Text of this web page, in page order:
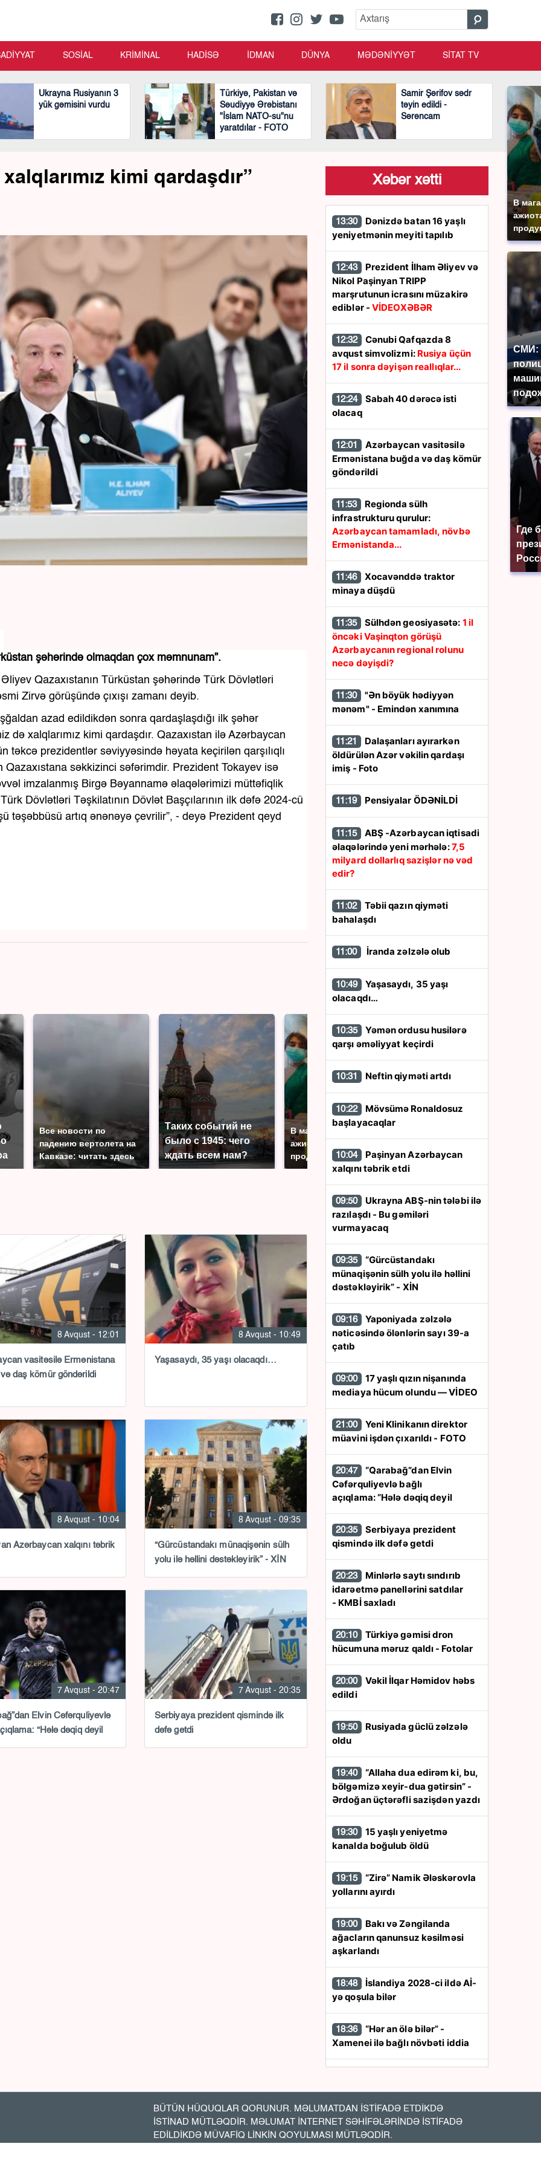
В
СМИ:
Где
SOSİAL KRİMİNAL HADİSƏ İDMAN DÜNYA MƏDƏNİYYƏT SİTAT TV
Ukrayna Rusiyanın 3
yük gəmisini vurdu
Türkiyə, Pakistan və
Səudiyyə Ərəbistanı
"İslam NATO-su"nu
yaratdılar - FOTO
Samir Şərifov sədr
təyin edildi -
Sərəncam
kimi qardaşdır”
şəhərində olmaqdan çox məmnunam”.
Qazaxıstanın Türküstan şəhərində Türk Dövlətləri
Zirvə görüşündə çıxışı zamanı deyib.
azad edildikdən sonra qardaşlaşdığı ilk şəhər
xalqlarımız kimi qardaşdır. Qazaxıstan ilə Azərbaycan
təkcə prezidentlər səviyyəsində həyata keçirilən qarşılıqlı
səkkizinci səfərimdir. Prezident Tokayev isə
imzalanmış Birgə Bəyannamə əlaqələrimizi müttəfiqlik
Dövlətləri Təşkilatının Dövlət Başçılarının ilk dəfə 2024-cü
təşəbbüsü artıq ənənəyə çevrilir”, - deyə Prezident qeyd
Все новости по
падению вертолета на
Кавказе: читать здесь
Таких событий не
было с 1945: чего
ждать всем нам?
В магазинах России
ажиотаж из-за этого
продукта: что купить?
СМИ: В Химках на
машину напали и
подожгли.
8 Avqust - 12:01
vasitəsilə Ermənistana
daş kömür göndərildi
8 Avqust - 10:49
Yaşasaydı, 35 yaşı olacaqdı…
8 Avqust - 10:04
Azərbaycan xalqını təbrik
8 Avqust - 09:35
“Gürcüstandakı münaqişənin sülh
yolu ilə həllini dəstəkləyirik” - XİN
7 Avqust - 20:47
Elvin Cəfərquliyevlə
“Hələ dəqiq deyil
7 Avqust - 20:35
Serbiyaya prezident qismində ilk
dəfə getdi
Xəbər xətti
13:30
yeniyetmənin meyiti tapılıb
12:43
Nikol Paşinyan TRIPP
marşrutunun icrasını müzakirə
ediblər - VİDEOXƏBƏR
12:32
avqust simvolizmi: Rusiya üçün
17 il sonra dəyişən reallıqlar...
12:24
olacaq
12:01
Ermənistana buğda və daş kömür
göndərildi
11:53
infrastrukturu qurulur:
Azərbaycan tamamladı, növbə
Ermənistanda...
11:46
minaya düşdü
11:35 Sülhdən geosiyasətə: 1 il
öncəki Vaşinqton görüşü
Azərbaycanın regional rolunu
necə dəyişdi?
11:30
mənəm" - Emindən xanımına
11:21
öldürülən Azər vəkilin qardaşı
imiş - Foto
11:19 Pensiyalar ÖDƏNİLDİ
11:15
əlaqələrində yeni mərhələ:7,5
milyard dollarlıq sazişlər nə vəd
edir?
11:02
bahalaşdı
11:00 İranda zəlzələ olub
10:49
olacaqdı…
10:35
qarşı əməliyyat keçirdi
10:31 Neftin qiyməti artdı
10:22
başlayacaqlar
10:04
xalqını təbrik etdi
09:50
razılaşdı - Bu gəmiləri
vurmayacaq
09:35
münaqişənin sülh yolu ilə həllini
dəstəkləyirik” - XİN
09:16
nəticəsində ölənlərin sayı 39-a
çatıb
09:00
mediaya hücum olundu — VİDEO
21:00
müavini işdən çıxarıldı - FOTO
20:47
Cəfərquliyevlə bağlı
açıqlama: “Hələ dəqiq deyil
20:35
qismində ilk dəfə getdi
20:23
idarəetmə panellərini satdılar
- KMBİ saxladı
20:10
hücumuna məruz qaldı - Fotolar
20:00
edildi
19:50
oldu
19:40
bölgəmizə xeyir-dua gətirsin” -
Ərdoğan üçtərəfli sazişdən yazdı
19:30
kanalda boğulub öldü
19:15
yollarını ayırdı
19:00
ağacların qanunsuz kəsilməsi
aşkarlandı
18:48
yə qoşula bilər
18:36
Xamenei ilə bağlı növbəti iddia
illik müavininə hökm oxundu
18:12 Ukrayna dəniz dronları
Yaltadakı limana hücum edib
BÜTÜN HÜQUQLAR QORUNUR. MƏLUMATDAN İSTİFADƏ ETDİKDƏ
İSTİNAD MÜTLƏQDİR. MƏLUMAT İNTERNET SƏHİFƏLƏRİNDƏ İSTİFADƏ
EDİLDİKDƏ MÜVAFİQ LİNKİN QOYULMASI MÜTLƏQDİR.